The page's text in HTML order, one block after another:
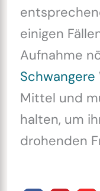
einigen
Aufnahme
Schwangere
Mittel und
halten, um
drohenden